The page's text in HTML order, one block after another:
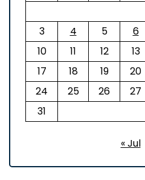
3
4 5 6
10
11 12 13
17
18 19 20
24
25 26 27
31
« Jul